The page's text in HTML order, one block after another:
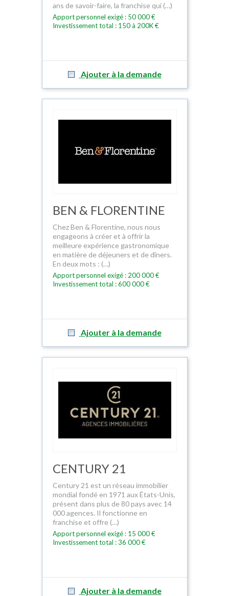
ans de savoir-faire, la franchise qui (…)
Apport personnel exigé : 50 000 €
Investissement total : 150 à 200K €
Ajouter à la demande
BEN & FLORENTINE
Chez Ben & Florentine, nous nous
engageons à créer et à offrir la
meilleure expérience gastronomique
en matière de déjeuners et de dîners.
En deux mots : (…)
Apport personnel exigé : 200 000 €
Investissement total : 600 000 €
Ajouter à la demande
CENTURY 21
Century 21 est un réseau immobilier
mondial fondé en 1971 aux États-Unis,
présent dans plus de 80 pays avec 14
000 agences. Il fonctionne en
franchise et offre (…)
Apport personnel exigé : 15 000 €
Investissement total : 36 000 €
Ajouter à la demande